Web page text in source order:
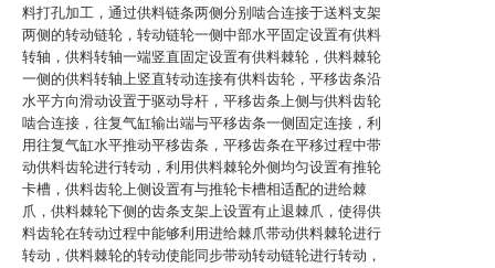
料打孔加工，通过供料链条两侧分别啮合连接于送料支架
两侧的转动链轮，转动链轮一侧中部水平固定设置有供料
转轴，供料转轴一端竖直固定设置有供料棘轮，供料棘轮
一侧的供料转轴上竖直转动连接有供料齿轮，平移齿条沿
水平方向滑动设置于驱动导杆，平移齿条上侧与供料齿轮
啮合连接，往复气缸输出端与平移齿条一侧固定连接，利
用往复气缸水平推动平移齿条，平移齿条在平移过程中带
动供料齿轮进行转动，利用供料棘轮外侧均匀设置有推轮
卡槽，供料齿轮上侧设置有与推轮卡槽相适配的进给棘
爪，供料棘轮下侧的齿条支架上设置有止退棘爪，使得供
料齿轮在转动过程中能够利用进给棘爪带动供料棘轮进行
转动，供料棘轮的转动使能同步带动转动链轮进行转动，